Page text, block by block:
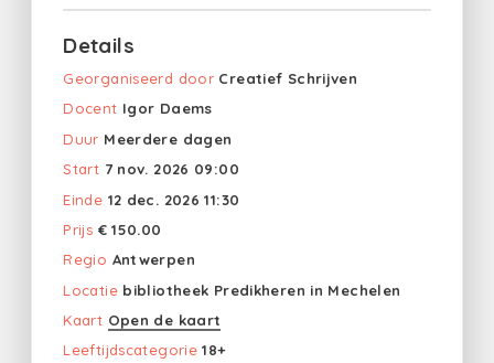
Details
Georganiseerd door Creatief Schrijven
Docent Igor Daems
Duur Meerdere dagen
Start 7 nov. 2026 09:00
Einde 12 dec. 2026 11:30
Prijs € 150.00
Regio Antwerpen
Locatie bibliotheek Predikheren in Mechelen
Kaart Open de kaart
Leeftijdscategorie 18+